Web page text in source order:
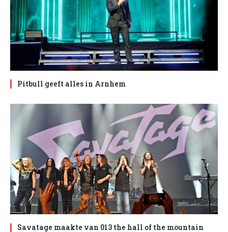
Pitbull geeft alles in Arnhem
Savatage maakte van 013 the hall of the mountain